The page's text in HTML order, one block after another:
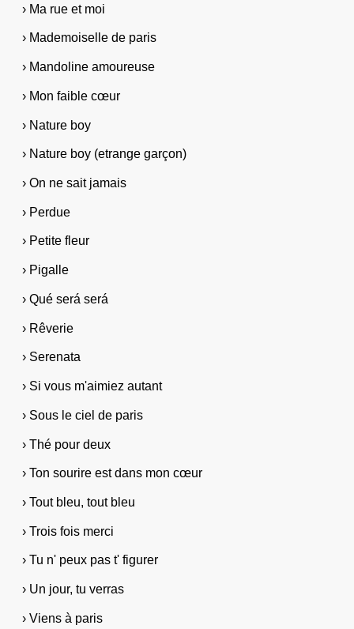
› Ma rue et moi
› Mademoiselle de paris
› Mandoline amoureuse
› Mon faible cœur
› Nature boy
› Nature boy (etrange garçon)
› On ne sait jamais
› Perdue
› Petite fleur
› Pigalle
› Qué será será
› Rêverie
› Serenata
› Si vous m'aimiez autant
› Sous le ciel de paris
› Thé pour deux
› Ton sourire est dans mon cœur
› Tout bleu, tout bleu
› Trois fois merci
› Tu n' peux pas t' figurer
› Un jour, tu verras
› Viens à paris